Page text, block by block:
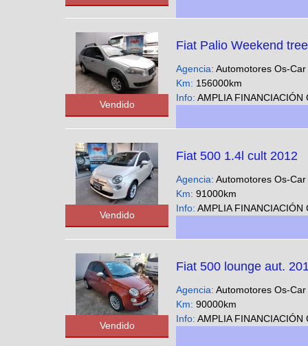
Vendido
Fiat Palio Weekend
Agencia: Automotores Os-Car
Km: 156000km
Info: AMPLIA FINANCIACIÓN CUOTAS FIJAS EN PESOS SOLO CON DNI - Podes ver nuestra
Vendido
Fiat 500 1.4l cult 2012
Agencia: Automotores Os-Car
Km: 91000km
Info: AMPLIA FINANCIACIÓN CUOTAS FIJAS EN PESOS SOLO CON DNI - Podes ver nuestra
Vendido
Fiat 500 lounge aut.
Agencia: Automotores Os-Car
Km: 90000km
Info: AMPLIA FINANCIACIÓN CUOTAS FIJAS EN PESOS SOLO CON DNI - Podes ver nuestra